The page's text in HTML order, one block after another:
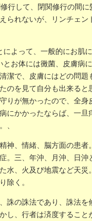
行して、閉関修行の間
られないが、リンチェ
よって、一般的にお肌
お体には黴菌、皮膚病
潔で、皮膚にはどの問
のを見て自分も出来る
りが無かったので、全
にかかったならば、一
、
神、情緒、脳方面の患
。三、年沖、月沖、日
水、火及び地震など天災
除く。
誅の誅法であり、誅法
し、行者は済度するこ